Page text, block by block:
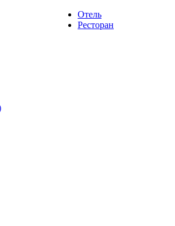
Отель
Ресторан